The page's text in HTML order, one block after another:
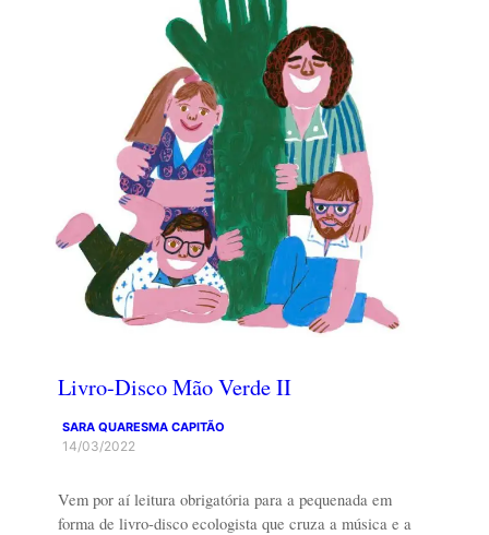
Livro-Disco Mão Verde II
SARA QUARESMA CAPITÃO
14/03/2022
Vem por aí leitura obrigatória para a pequenada em
forma de livro-disco ecologista que cruza a música e a